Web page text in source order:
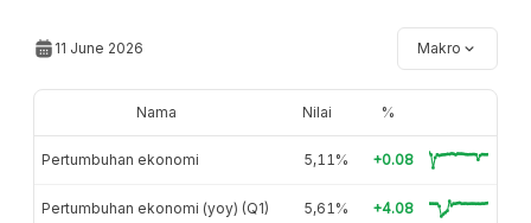
11 June 2026 Makro
Nama Nilai %
Pertumbuhan ekonomi 5,11% +0.08
Pertumbuhan ekonomi (yoy) (Q1) 5,61% +4.08